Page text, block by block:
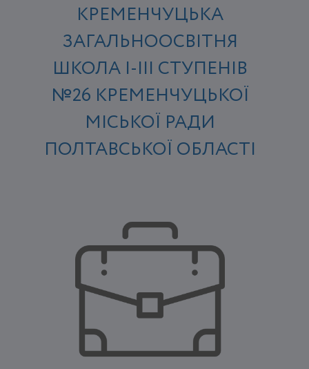
КРЕМЕНЧУЦЬКА
ЗАГАЛЬНООСВІТНЯ
ШКОЛА І-ІІІ СТУПЕНІВ
№26 КРЕМЕНЧУЦЬКОЇ
МІСЬКОЇ РАДИ
ПОЛТАВСЬКОЇ ОБЛАСТІ